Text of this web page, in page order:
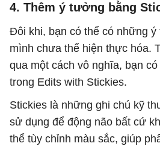
4. Thêm ý tưởng bằng
Đôi khi, bạn có thể có những
mình chưa thể hiện thực hóa.
qua một cách vô nghĩa, bạn
trong Edits with Stickies.
Stickies là những ghi chú kỹ
sử dụng để động não bất cứ
thể tùy chỉnh màu sắc, giúp